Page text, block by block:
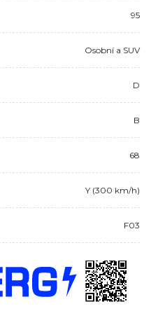
95
Osobní a SUV
D
B
68
Y (300 km/h)
F03